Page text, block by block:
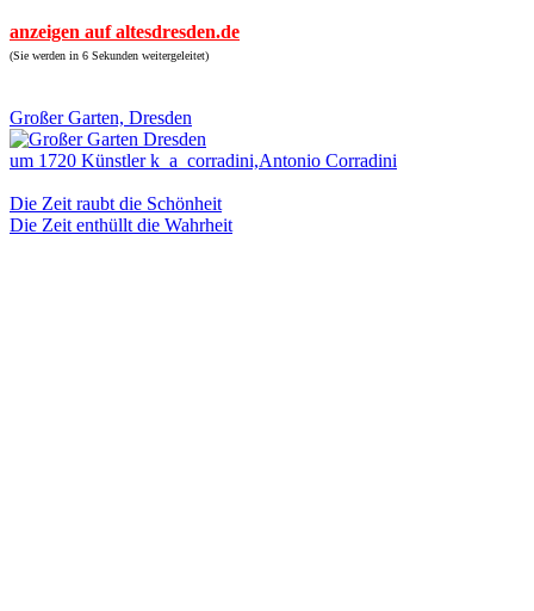
anzeigen auf altesdresden.de
(Sie werden in 6 Sekunden weitergeleitet)
Großer Garten, Dresden
um 1720 Künstler k_a_corradini,Antonio Corradini
Die Zeit raubt die Schönheit
Die Zeit enthüllt die Wahrheit